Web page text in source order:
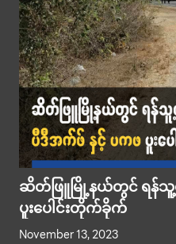
ဆိတ်ဖြူမြို့နယ်တွင် ရန်
ပူးပေါင်းတိုက်ခိုက်
November 13, 2023